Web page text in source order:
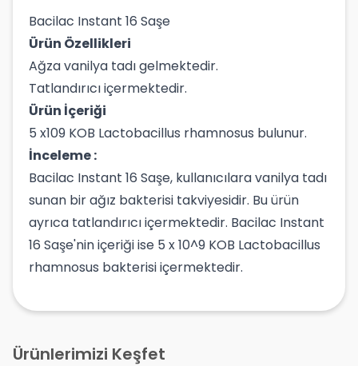
Bacilac Instant 16 Saşe
Ürün Özellikleri
Ağza vanilya tadı gelmektedir.
Tatlandırıcı içermektedir.
Ürün İçeriği
5 x109 KOB Lactobacillus rhamnosus bulunur.
İnceleme :
Bacilac Instant 16 Saşe, kullanıcılara vanilya tadı
sunan bir ağız bakterisi takviyesidir. Bu ürün
ayrıca tatlandırıcı içermektedir. Bacilac Instant
16 Saşe'nin içeriği ise 5 x 10^9 KOB Lactobacillus
rhamnosus bakterisi içermektedir.
Ürünlerimizi Keşfet